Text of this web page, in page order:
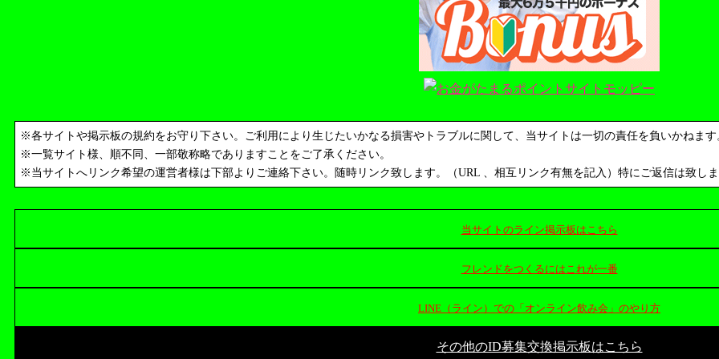
※各サイトや掲示板の規約をお守り下さい。ご利用により生じたいかなる損害やトラブルに関して、当サイトは一切の責任を負いかねます
※一覧サイト様、順不同、一部敬称略でありますことをご了承ください。
※当サイトへリンク希望の運営者様は下部よりご連絡下さい。随時リンク致します。（URL 、相互リンク有無を記入）特にご返信は致しま
当サイトのライン掲示板はこちら
フレンドをつくるにはこれが一番
LINE（ライン）での「オンライン飲み会」のやり方
その他のID募集交換掲示板はこちら